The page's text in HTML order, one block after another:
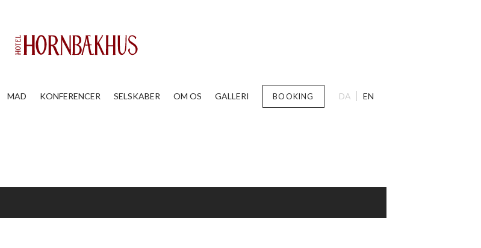
MAD KONFERENCER SELSKABER OM OS GALLERI BOOKING DA EN